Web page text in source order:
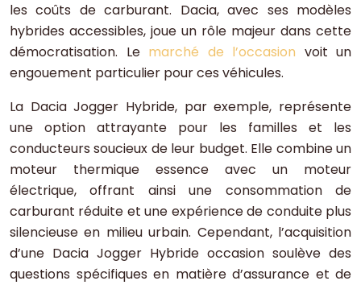
les coûts de carburant. Dacia, avec ses modèles
hybrides accessibles, joue un rôle majeur dans cette
démocratisation. Le marché de l’occasion voit un
engouement particulier pour ces véhicules.
La Dacia Jogger Hybride, par exemple, représente
une option attrayante pour les familles et les
conducteurs soucieux de leur budget. Elle combine un
moteur thermique essence avec un moteur
électrique, offrant ainsi une consommation de
carburant réduite et une expérience de conduite plus
silencieuse en milieu urbain. Cependant, l’acquisition
d’une Dacia Jogger Hybride occasion soulève des
questions spécifiques en matière d’assurance et de